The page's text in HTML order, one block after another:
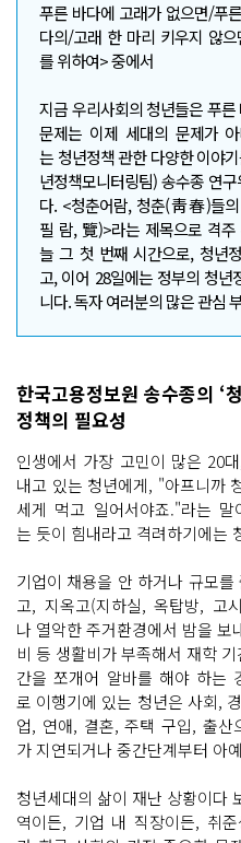
푸른 바다에 고래가 없으면/푸
다의/고래 한 마리 키우지 않
를 위하여> 중에서
지금 우리사회의 청년들은 푸
문제는 이제 세대의 문제가
는 청년정책 관한 다양한 이야
년정책모니터링팀) 송수종 연
다. <청춘어람, 청춘(靑春)들
필 람, 覽)>라는 제목으로 격
늘 그 첫 번째 시간으로, 청년
고, 이어 28일에는 정부의 청
니다. 독자 여러분의 많은 관심
한국고용정보원 송수종의 ‘
정책의 필요성
인생에서 가장 고민이 많은 20
내고 있는 청년에게, "아프니까
세게 먹고 일어서야죠."라는
는 듯이 힘내라고 격려하기에는
기업이 채용을 안 하거나 규모
고, 지옥고(지하실, 옥탑방, 고
나 열악한 주거환경에서 밤을 보
비 등 생활비가 부족해서 재학
간을 쪼개어 알바를 해야 하는
로 이행기에 있는 청년은 사회,
업, 연애, 결혼, 주택 구입, 출산
가 지연되거나 중간단계부터 아
청년세대의 삶이 재난 상황이다
역이든, 기업 내 직장이든, 취